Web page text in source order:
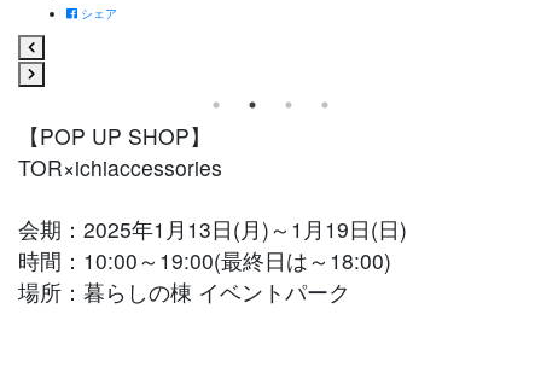
シェア
【POP UP SHOP】
TOR×ichiaccessories
会期：2025年1月13日(月)～1月19日(日)
時間：10:00～19:00(最終日は～18:00)
場所：暮らしの棟 イベントパーク